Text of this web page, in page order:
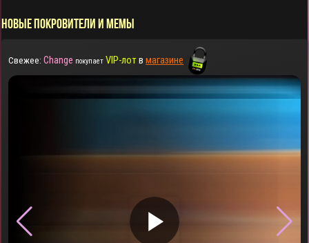
НОВЫЕ ПОКРОВИТЕЛИ И МЕМЫ
Свежее: Change покупает VIP-лотвмагазине
▶